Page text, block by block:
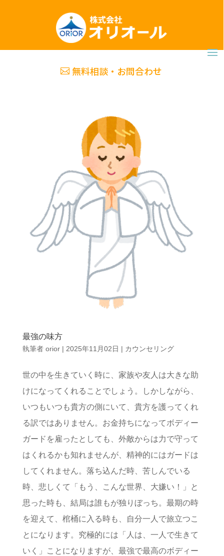
無料相談・お問合わせ
最強の味方
執筆者 orior| 2025年11月02日 | カウンセリング
世の中を生きていく時に、家族や友人は大きな助
けになってくれることでしょう。しかしながら、
いつもいつも貴方の側にいて、貴方を護ってくれ
る訳ではありません。お金持ちになってボディー
ガードを雇ったとしても、外敵からは力で守って
はくれるかも知れませんが、精神的にはガードは
してくれません。落ち込んだ時、苦しんでいる
時、悲しくて「もう、こんな世界、大嫌い！」と
思った時も、結局は誰もが独りぼっち。最期の時
を迎えて、棺桶に入る時も、自分一人で旅立つこ
とになります。究極的には「人は、一人で生きて
いく」ことになりますが、最強で最高のボディー